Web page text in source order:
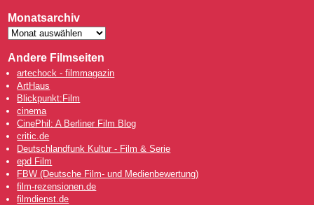
Monatsarchiv
Andere Filmseiten
artechock - filmmagazin
ArtHaus
Blickpunkt:Film
cinema
CinePhil: A Berliner Film Blog
critic.de
Deutschlandfunk Kultur - Film & Serie
epd Film
FBW (Deutsche Film- und Medienbewertung)
film-rezensionen.de
filmdienst.de